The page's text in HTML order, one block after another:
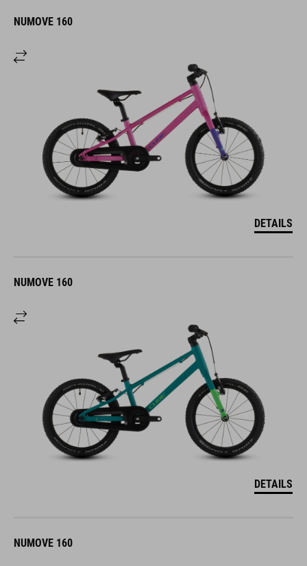
NUMOVE 160
DETAILS
NUMOVE 160
DETAILS
NUMOVE 160